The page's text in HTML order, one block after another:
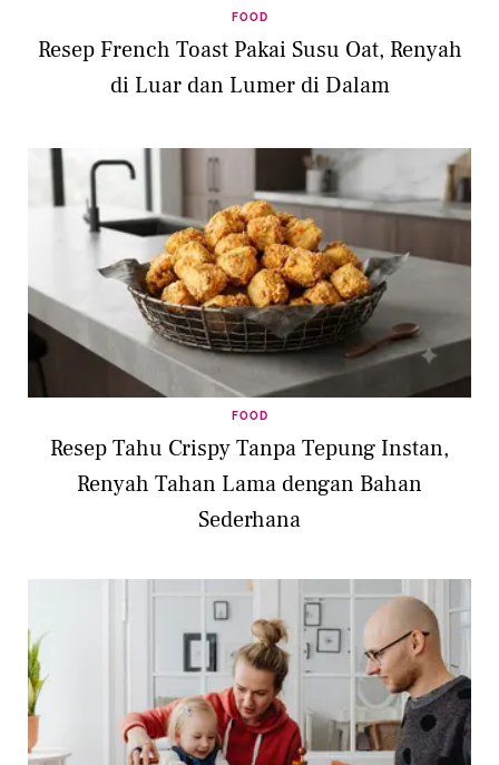
FOOD
Resep French Toast Pakai Susu Oat, Renyah
di Luar dan Lumer di Dalam
FOOD
Resep Tahu Crispy Tanpa Tepung Instan,
Renyah Tahan Lama dengan Bahan
Sederhana